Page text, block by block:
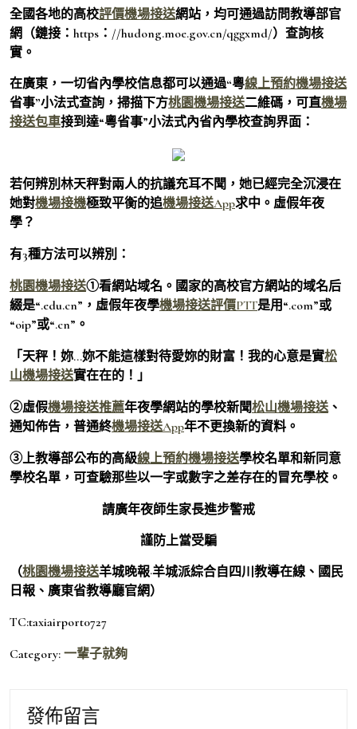
全國各地的高校評價機場接送網站，均可通過訪問教導部官
網（鏈接：https：//hudong.moe.gov.cn/qggxmd/）查詢核
實。
在廣東， 一切省內學校信息都可以通過“粵線上預約機場接送
省事”小法式查詢 ，掃描下方桃園機場接送二維碼，可直機場
接送包車接到達“粵省事”小法式內省內學校查詢界面：
若何辨別林天秤對兩人的抗議充耳不聞，她已經完全沉浸在
她對機場接機極致平衡的追機場接送App求中。虛假年夜
學？
有3種方法可以辨別：
桃園機場接送①看網站域名。國家的高校官方網站的域名后
綴是“.edu.cn”，虛假年夜學機場接送評價PTT是用“.com”或
“oip”或“.cn”。
「天秤！妳…妳不能這樣對待愛妳的財富！我的心意是實松
山機場接送實在在的！」
②虛假機場接送推薦年夜學網站的學校新聞松山機場接送、
通知佈告，普通終機場接送App年不更換新的資料。
③上教導部公布的高級線上預約機場接送學校名單和新同意
學校名單，可查驗那些以一字或數字之差存在的冒充學校。
請廣年夜師生家長進步警戒
謹防上當受騙
（桃園機場接送羊城晚報·羊城派綜合自四川教導在線、國民
日報、廣東省教導廳官網）
TC:taxiairport0727
Category: 一輩子就夠
發佈留言